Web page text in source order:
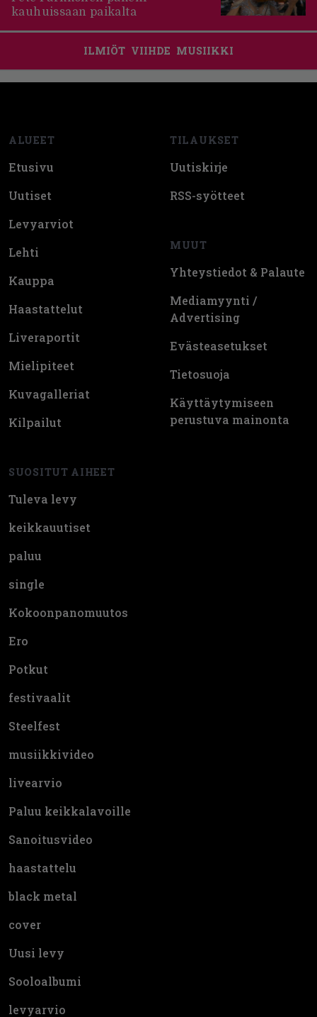
kauhuissaan paikalta
ILMIÖT VIIHDE MUSIIKKI
ALUEET
Etusivu
Uutiset
Levyarviot
Lehti
Kauppa
Haastattelut
Liveraportit
Mielipiteet
Kuvagalleriat
Kilpailut
SUOSITUT AIHEET
Tuleva levy
keikkauutiset
paluu
single
Kokoonpanomuutos
Ero
Potkut
festivaalit
Steelfest
musiikkivideo
livearvio
Paluu keikkalavoille
Sanoitusvideo
haastattelu
black metal
cover
Uusi levy
Sooloalbumi
levyarvio
TILAUKSET
Uutiskirje
RSS-syötteet
MUUT
Yhteystiedot & Palaute
Mediamyynti /
Advertising
Evästeasetukset
Tietosuoja
Käyttäytymiseen
perustuva mainonta